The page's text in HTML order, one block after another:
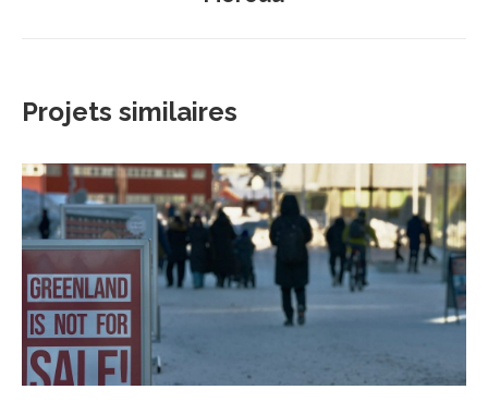
similaires
Projets similaires